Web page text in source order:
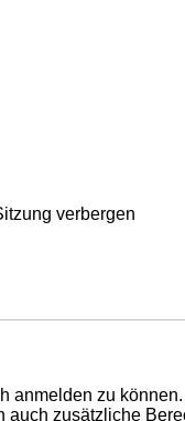
verbergen
anmelden zu
auch zusätzliche